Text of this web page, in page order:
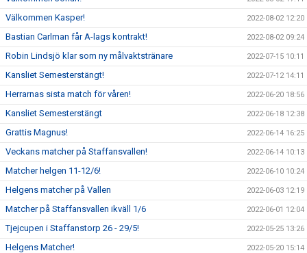
Välkommen Kasper! 2022-08-02 12:20
Bastian Carlman får A-lags kontrakt! 2022-08-02 09:24
Robin Lindsjö klar som ny målvaktstränare 2022-07-15 10:11
Kansliet Semesterstängt! 2022-07-12 14:11
Herrarnas sista match för våren! 2022-06-20 18:56
Kansliet Semesterstängt 2022-06-18 12:38
Grattis Magnus! 2022-06-14 16:25
Veckans matcher på Staffansvallen! 2022-06-14 10:13
Matcher helgen 11-12/6! 2022-06-10 10:24
Helgens matcher på Vallen 2022-06-03 12:19
Matcher på Staffansvallen ikväll 1/6 2022-06-01 12:04
Tjejcupen i Staffanstorp 26 - 29/5! 2022-05-25 13:26
Helgens Matcher! 2022-05-20 15:14